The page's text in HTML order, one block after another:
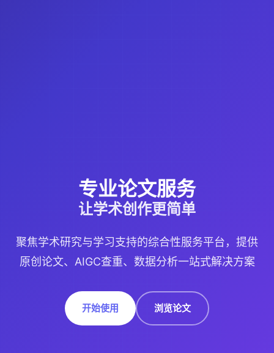
专业论文服务
让学术创作更简单
聚焦学术研究与学习支持的综合性服务平台，提供
原创论文、AIGC查重、数据分析一站式解决方案
开始使用 浏览论文